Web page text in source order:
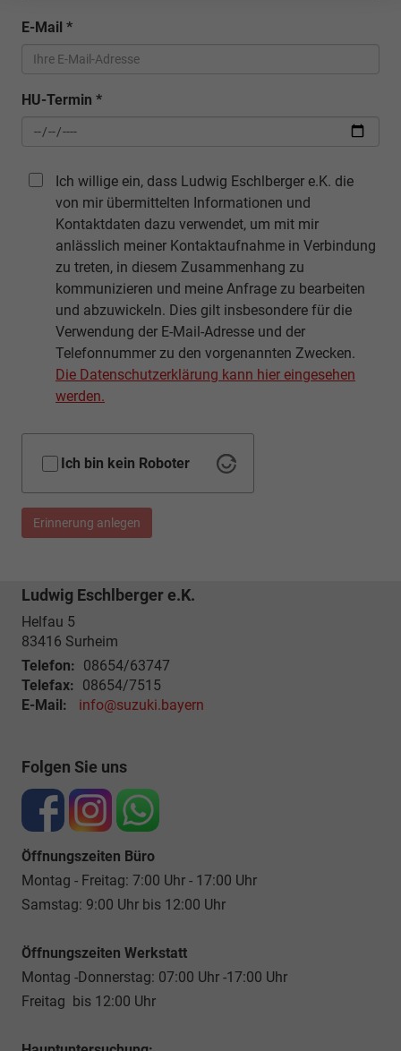
E-Mail *
HU-Termin *
Ich willige ein, dass Ludwig Eschlberger e.K. die
von mir übermittelten Informationen und
Kontaktdaten dazu verwendet, um mit mir
anlässlich meiner Kontaktaufnahme in Verbindung
zu treten, in diesem Zusammenhang zu
kommunizieren und meine Anfrage zu bearbeiten
und abzuwickeln. Dies gilt insbesondere für die
Verwendung der E-Mail-Adresse und der
Telefonnummer zu den vorgenannten Zwecken.
Die Datenschutzerklärung kann hier eingesehen
werden.
Ich bin kein Roboter
Erinnerung anlegen
Ludwig Eschlberger e.K.
Helfau 5
83416 Surheim
Telefon: 08654/63747
Telefax: 08654/7515
E-Mail:
info@suzuki.bayern
Folgen Sie uns
Öffnungszeiten Büro
Montag - Freitag: 7:00 Uhr - 17:00 Uhr
Samstag: 9:00 Uhr bis 12:00 Uhr
Öffnungszeiten Werkstatt
Montag -Donnerstag: 07:00 Uhr -17:00 Uhr
Freitag bis 12:00 Uhr